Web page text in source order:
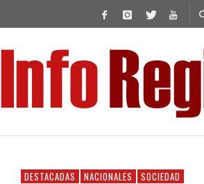
DESTACADAS NACIONALES SOCIEDAD